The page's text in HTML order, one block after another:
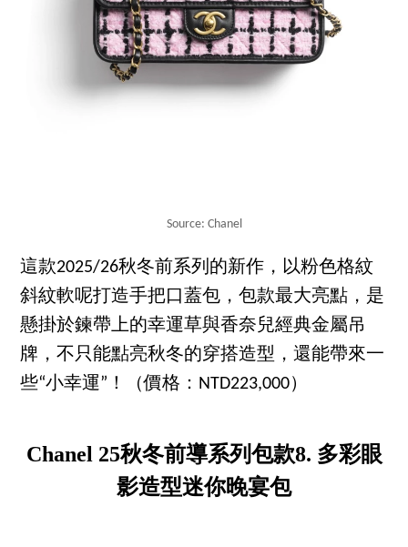
Source: Chanel
這款2025/26秋冬前系列的新作，以粉色格紋
斜紋軟呢打造手把口蓋包，包款最大亮點，是
懸掛於鍊帶上的幸運草與香奈兒經典金屬吊
牌，不只能點亮秋冬的穿搭造型，還能帶來一
些“小幸運”！（價格：NTD223,000）
Chanel 25秋冬前導系列包款8. 多彩眼
影造型迷你晚宴包